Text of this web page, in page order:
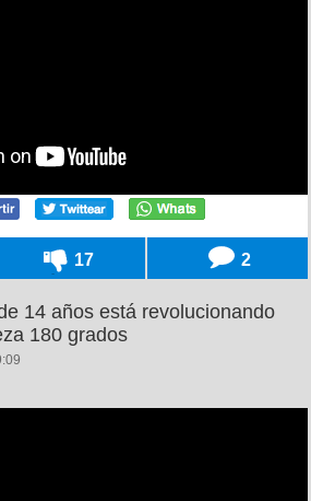
17 2
14 años está revolucionando
180 grados